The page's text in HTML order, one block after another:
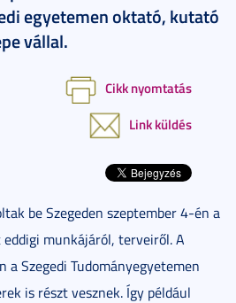
egyetemen oktató, kutató
vállal.
Cikk nyomtatás
Link küldés
be Szegeden szeptember 4-én a
munkájáról, terveiről. A
a Szegedi Tudományegyetemen
is részt vesznek. Így például